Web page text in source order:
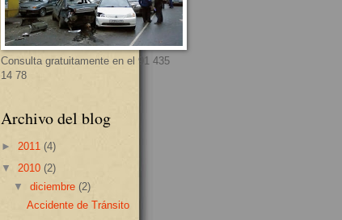
Consulta gratuitamente en el 91 435
14 78
Archivo del blog
► 2011 (4)
▼ 2010 (2)
▼diciembre (2)
Accidente de Tránsito